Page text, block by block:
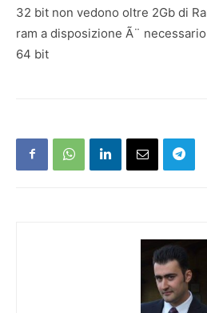
32 bit non vedono oltre 2Gb di
ram a disposizione Ã¨
64 bit